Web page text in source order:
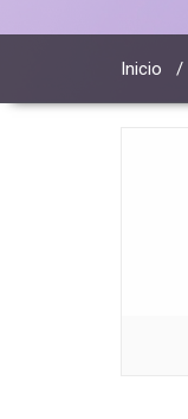
Inicio /